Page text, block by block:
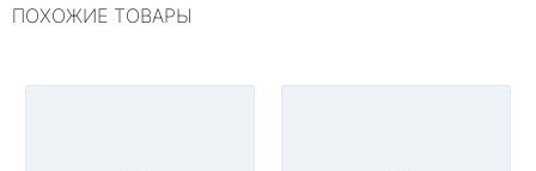
ПОХОЖИЕ ТОВАРЫ